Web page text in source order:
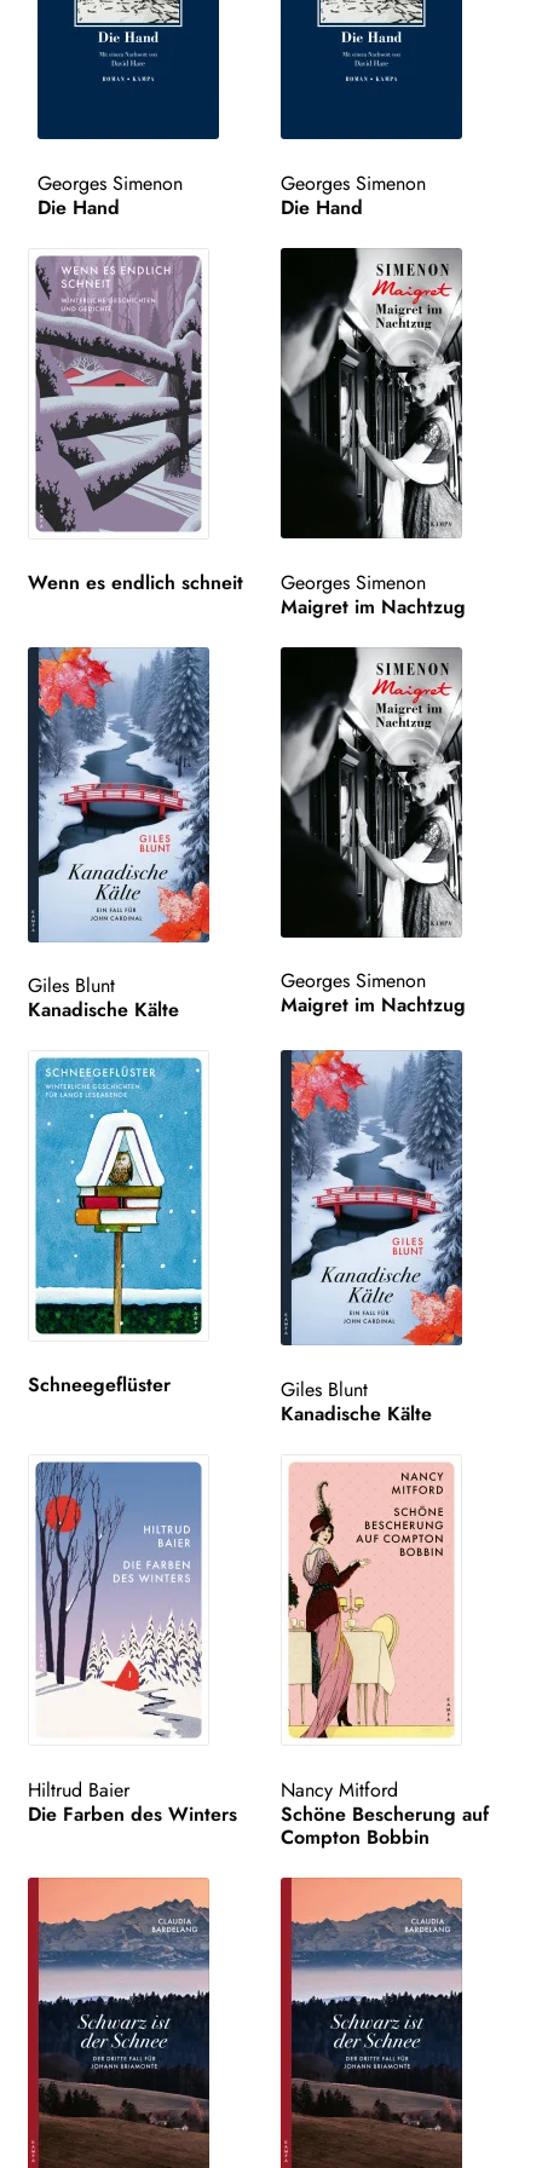
WEITERE VERLAGE
Search:
Georges Simenon
Die Hand
Georges Simenon
Die Hand
Wenn es endlich schneit
Georges Simenon
Maigret im Nachtzug
Giles Blunt
Kanadische Kälte
Georges Simenon
Maigret im Nachtzug
Schneegeflüster
Giles Blunt
Kanadische Kälte
Hiltrud Baier
Die Farben des Winters
Nancy Mitford
Schöne Bescherung auf
Compton Bobbin